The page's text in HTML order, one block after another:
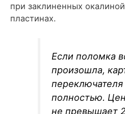
при заклиненных
пластинах.
Если поломка
произошла,
полностью.
не превышает